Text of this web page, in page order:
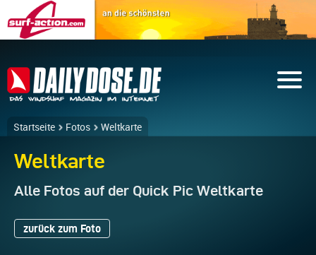
Startseite Fotos Weltkarte
Weltkarte
Alle Fotos auf der Quick Pic Weltkarte
zurück zum Foto